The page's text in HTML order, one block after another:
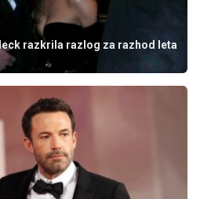
razkrila razlog za razhod leta